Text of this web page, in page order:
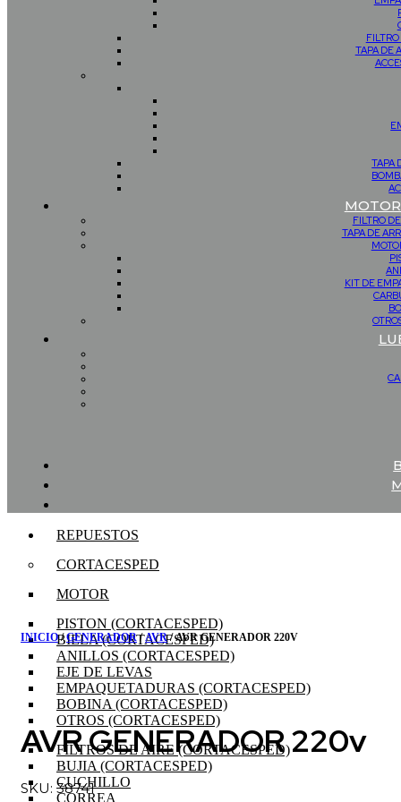
TAPA DE
TAPA
FILTRO
TAPA DE
KIT DE
REPUESTOS
CORTACESPED
MOTOR
PISTON (CORTACESPED)
BIELA (CORTACESPED)
ANILLOS (CORTACESPED)
EJE DE LEVAS
EMPAQUETADURAS (CORTACESPED)
BOBINA (CORTACESPED)
OTROS (CORTACESPED)
FILTROS DE AIRE (CORTACESPED)
BUJIA (CORTACESPED)
CUCHILLO
CORREA
INICIO/GENERADOR/AVR/ AVR GENERADOR 220V
AVR GENERADOR 220v
SKU: 38741